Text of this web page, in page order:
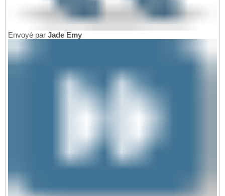
Envoyé par Jade Emy